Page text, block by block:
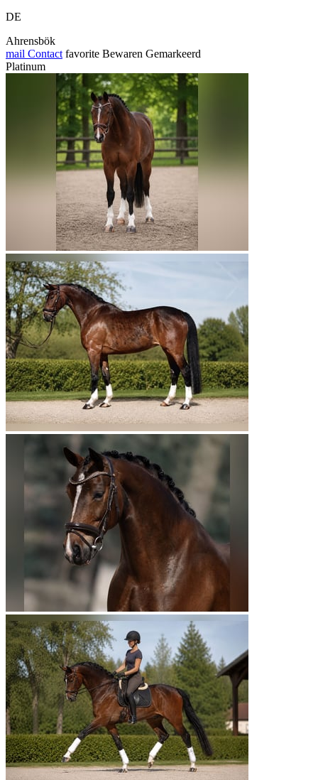
DE
Ahrensbök
mail Contact favorite Bewaren Gemarkeerd
Platinum